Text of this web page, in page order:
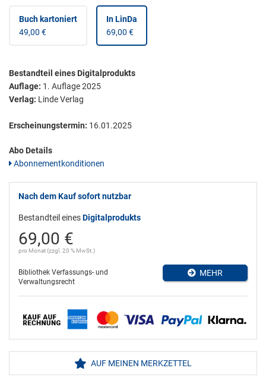
Buch kartoniert
49,00 €
In LinDa
69,00 €
Bestandteil eines Digitalprodukts
Auflage: 1. Auflage 2025
Verlag: Linde Verlag
Erscheinungstermin: 16.01.2025
Abo Details
Abonnementkonditionen
Nach dem Kauf sofort nutzbar
Bestandteil einesDigitalprodukts
69,00 €
pro Monat (zzgl. 20 % MwSt.)
Bibliothek Verfassungs- und
Verwaltungsrecht
MEHR
AUF MEINEN MERKZETTEL